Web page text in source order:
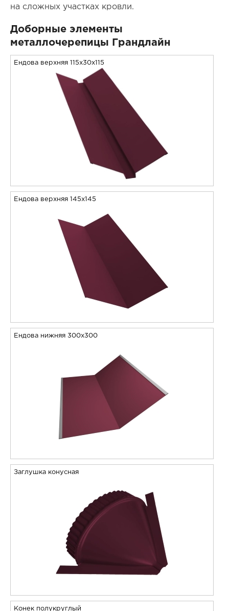
на сложных участках кровли.
Доборные элементы
металлочерепицы Грандлайн
Ендова верхняя 115x30x115
Ендова верхняя 145х145
Ендова нижняя 300х300
Заглушка конусная
Конек полукруглый